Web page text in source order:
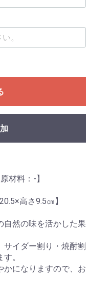
材料：-】
高さ9.5㎝】
自然の味を活かした果
サイダー割り・焼酎割
。
かになりますので、お